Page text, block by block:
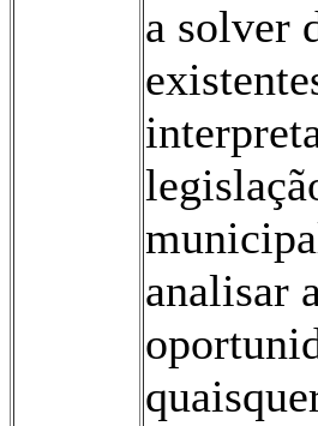
a solver
analisar